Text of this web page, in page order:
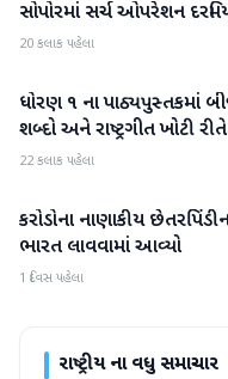
રાષ્ટ્રીય
સોપોરમાં સર્ચ ઓપરેશન
20 કલાક પહેલા
રાષ્ટ્રીય
ધોરણ ૧ ના પાઠ્યપુસ્તકમાં
શબ્દો અને રાષ્ટ્રગીત ખોટી
22 કલાક પહેલા
રાષ્ટ્રીય
કરોડોના નાણાકીય
ભારત લાવવામાં આવ્યો
1 દિવસ પહેલા
રાષ્ટ્રીયના વધુ સમાચાર